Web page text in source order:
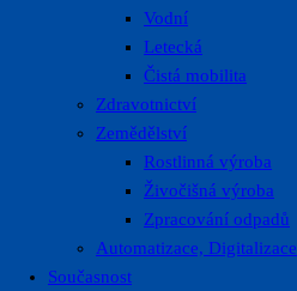
Vodní
Letecká
Čistá mobilita
Zdravotnictví
Zemědělství
Rostlinná výroba
Živočišná výroba
Zpracování odpadů
Automatizace, Digitalizace
Současnost